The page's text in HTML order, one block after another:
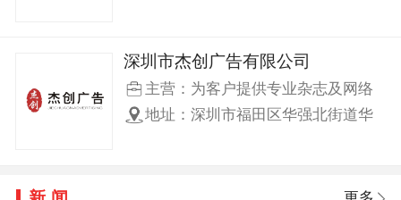
深圳市杰创广告有限公司
主营：为客户提供专业杂志及网络
等品牌推广
地址：深圳市福田区华强北街道华